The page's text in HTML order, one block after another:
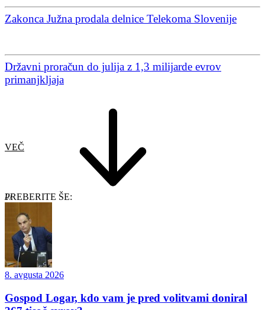
Zakonca Južna prodala delnice Telekoma Slovenije
Državni proračun do julija z 1,3 milijarde evrov
primanjkljaja
VEČ
PREBERITE ŠE:
8. avgusta 2026
Gospod Logar, kdo vam je pred volitvami doniral